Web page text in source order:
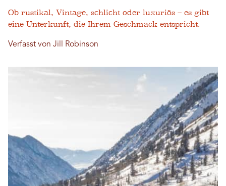
Ob rustikal, Vintage, schlicht oder luxuriös – es gibt
eine Unterkunft, die Ihrem Geschmack entspricht.
Verfasst von Jill Robinson